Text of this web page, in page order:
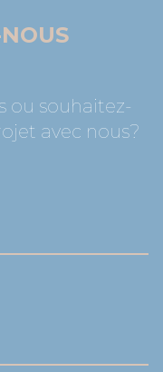
ou souhaitez-
avec nous?